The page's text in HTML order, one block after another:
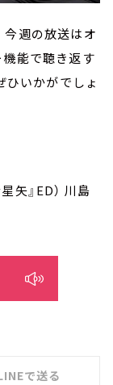
週の放送はオ
能で聴き返す
ひいかがでしょ
矢』ED） 川島
で送る